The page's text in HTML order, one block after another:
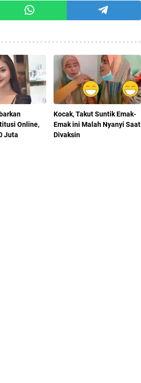
Online,
Juta
Kocak, Takut Suntik Emak-
Emak ini Malah Nyanyi Saat
Divaksin